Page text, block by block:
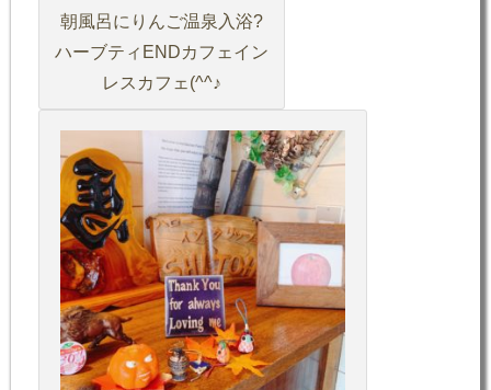
朝風呂にりんご温泉入浴?
ハーブティENDカフェイン
レスカフェ(^^♪